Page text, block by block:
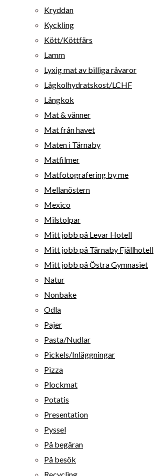
Kryddan
Kyckling
Kött/Köttfärs
Lamm
Lyxig mat av billiga råvaror
Lågkolhydratskost/LCHF
Långkok
Mat & vänner
Mat från havet
Maten i Tärnaby
Matfilmer
Matfotografering by me
Mellanöstern
Mexico
Milstolpar
Mitt jobb på Levar Hotell
Mitt jobb på Tärnaby Fjällhotell
Mitt jobb på Östra Gymnasiet
Natur
Nonbake
Odla
Pajer
Pasta/Nudlar
Pickels/Inläggningar
Pizza
Plockmat
Potatis
Presentation
Pyssel
På begäran
På besök